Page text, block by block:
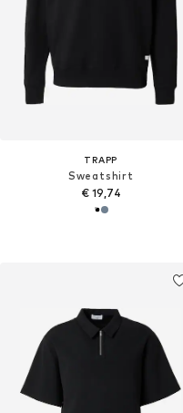
TRAPP
Sweatshirt
€ 19,74